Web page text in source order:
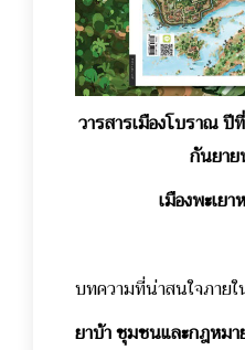
วารสารเมืองโบราณ
กันยา
เมืองพะเย
บทความที่น่าสนใจภายใ
ยาบ้า ชุมชนและกฎหมา